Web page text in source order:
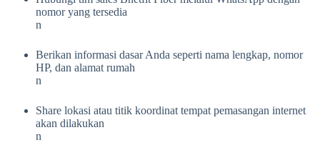
nomor yang tersedia
n
Berikan informasi dasar Anda seperti nama lengkap, nomor
HP, dan alamat rumah
n
Share lokasi atau titik koordinat tempat pemasangan internet
akan dilakukan
n